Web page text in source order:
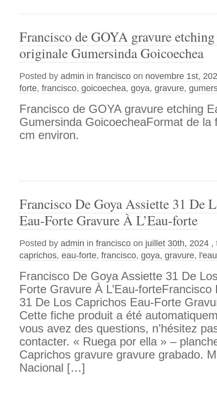
Francisco de GOYA gravure
originale Gumersinda Goicoechea
Posted by admin in francisco on novembre 1st,
forte, francisco, goicoechea, goya, gravure,
Francisco de GOYA gravure etching
Gumersinda GoicoecheaFormat de la
cm environ.
Francisco De Goya Assiette 31 De
Eau-Forte Gravure À L’Eau-forte
Posted by admin in francisco on juillet 30th, 2024 ,
caprichos, eau-forte, francisco, goya, gravure,
Francisco De Goya Assiette 31 De
Forte Gravure À L’Eau-
31 De Los Caprichos Eau-Forte
Cette fiche produit a été
vous avez des questions, n’hésitez
contacter. « Ruega por ella » –
Caprichos gravure gravure grabado.
Nacional […]